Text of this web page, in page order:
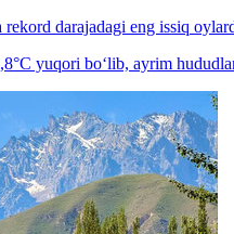
darajadagi eng issiq
yuqori bo‘lib, ayrim